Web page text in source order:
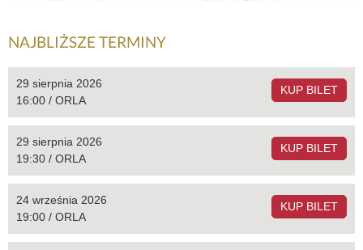
NAJBLIŻSZE TERMINY
29 sierpnia 2026
16:00 / ORLA
KUP BILET
29 sierpnia 2026
19:30 / ORLA
KUP BILET
24 września 2026
19:00 / ORLA
KUP BILET